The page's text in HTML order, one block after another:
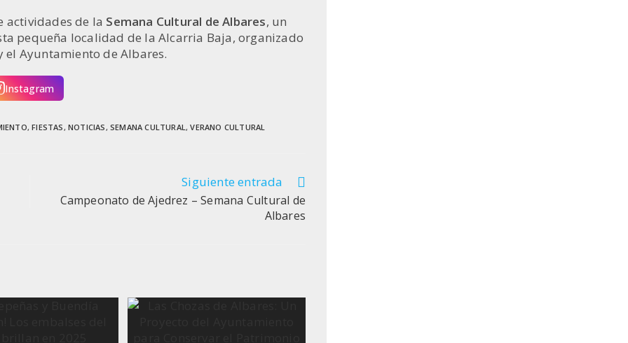
actividades de la Semana Cultural de Albares, un
pequeña localidad de la Alcarria Baja, organizado
el Ayuntamiento de Albares.
Instagram
, FIESTAS, NOTICIAS, SEMANA CULTURAL, VERANO CULTURAL
Siguiente entrada
Campeonato de Ajedrez – Semana Cultural de
Albares